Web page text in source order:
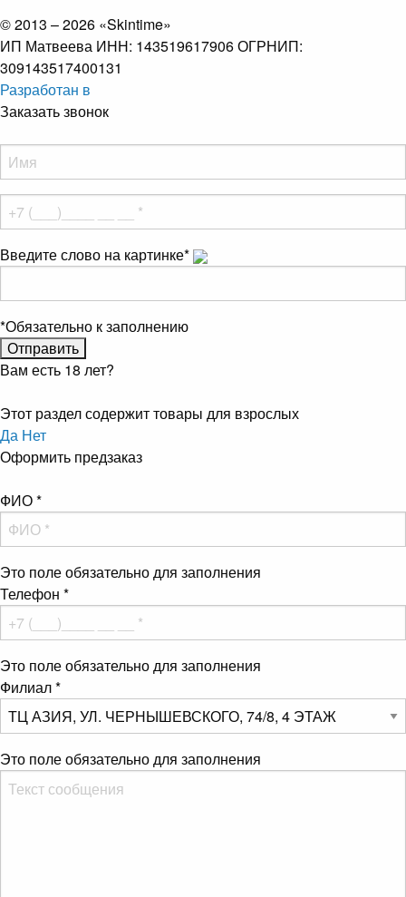
© 2013 – 2026 «Skintime»
ИП Матвеева ИНН: 143519617906 ОГРНИП:
309143517400131
Разработан в
Заказать звонок
Введите слово на картинке*
*Обязательно к заполнению
Вам есть 18 лет?
Этот раздел содержит товары для взрослых
Да Нет
Оформить предзаказ
ФИО*
Это поле обязательно для заполнения
Телефон *
Это поле обязательно для заполнения
Филиал*
Это поле обязательно для заполнения